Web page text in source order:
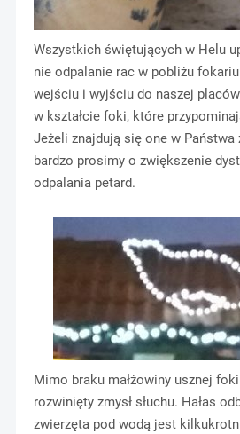
Wszystkich świętujących w Helu
nie odpalanie rac w pobliżu
wejściu i wyjściu do naszej
w kształcie foki, które
Jeżeli znajdują się one w Państwa
bardzo prosimy o zwiększenie
odpalania petard.
Mimo braku małżowiny usznej
rozwinięty zmysł słuchu. Hałas
zwierzęta pod wodą jest